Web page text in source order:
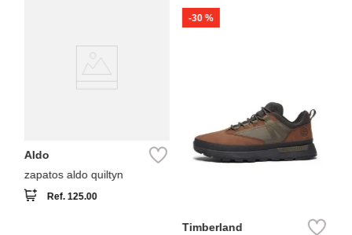
Aldo
zapatos aldo quiltyn
Ref.125.00
-30 %
Timberland